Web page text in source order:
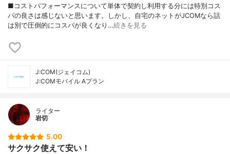
■コストパフォーマンスについて単体で契約し利用する分には特別コス
パの良さは感じないと思います。しかし、自宅のネットがJCOMなら話
は別で圧倒的にコスパが良くなり…続きを見る
J:COM(ジェイコム)
J:COMモバイル Aプラン
ライター
岩切
5.00
サクサク使えて安い！